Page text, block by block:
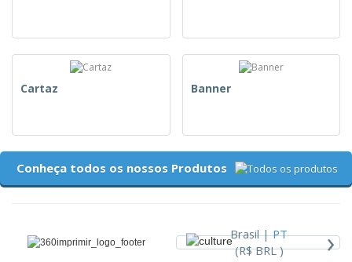
Cartaz Banner
Conheça todos os nossos Produtos
Brasil |PT
(R$ BRL )
›